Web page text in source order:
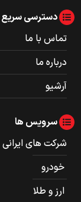
دسترسی سریع
تماس با ما
درباره ما
آرشیو
سرویس ها
شرکت های ایرانی
خودرو
ارز و طلا